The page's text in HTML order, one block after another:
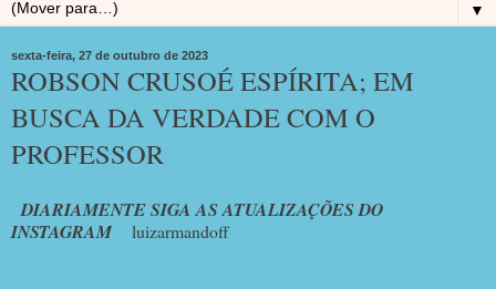
▼
sexta-feira, 27 de outubro de 2023
ROBSON CRUSOÉ ESPÍRITA; EM
BUSCA DA VERDADE COM O
PROFESSOR
DIARIAMENTE SIGA AS ATUALIZAÇÕES DO
INSTAGRAMluizarmandoff